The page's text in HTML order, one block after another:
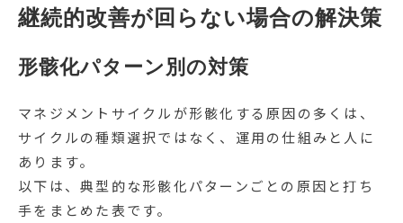
継続的改善が回らない場合の解決策
形骸化パターン別の対策
マネジメントサイクルが形骸化する原因の多くは、
サイクルの種類選択ではなく、運用の仕組みと人に
あります。
以下は、典型的な形骸化パターンごとの原因と打ち
手をまとめた表です。